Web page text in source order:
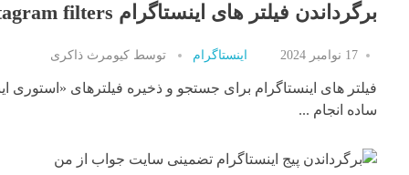
برگرداندن فیلتر های اینستاگرام Instagram filters
17 نوامبر 2024 اینستاگرام توسط کیومرث ذاکری
فیلتر های اینستاگرام برای جستجو و ذخیره فیلترهای «استوری
ساده انجام ...